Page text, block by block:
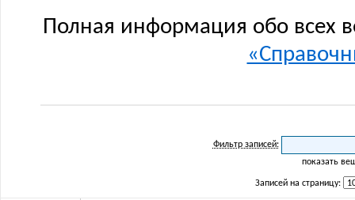
Полная информация обо всех
Фильтр записей:
показать
Записей на страницу: